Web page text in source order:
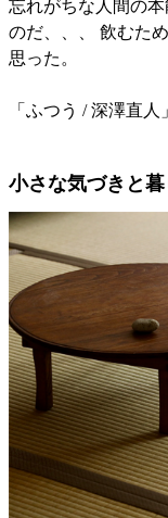
忘れがちな人間の
のだ、、、 飲むた
思った。
「ふつう / 深澤直人
小さな気づきと